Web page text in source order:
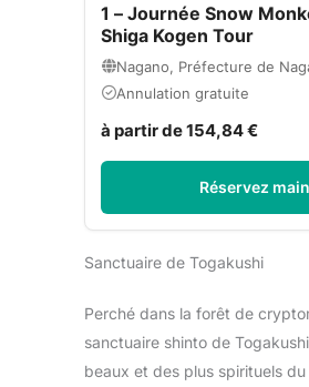
1 – Journée Snow
Shiga Kogen Tour
Nagano, Préfecture de
Annulation gratuite
à partir de 154,84 €
Réservez
Sanctuaire de Togakushi
Perché dans la forêt de
sanctuaire shinto de
beaux et des plus spirituels